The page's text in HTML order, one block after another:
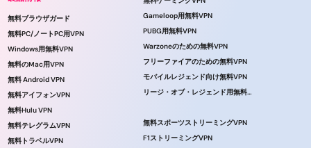
無料ブラウザガード
無料PC/ノートPC用VPN
Windows用無料VPN
無料のMac用VPN
無料 Android VPN
無料アイフォンVPN
無料Hulu VPN
無料テレグラムVPN
無料トラベルVPN
Gameloop用無料VPN
PUBG用無料VPN
Warzoneのための無料VPN
フリーファイアのための無料VPN
モバイルレジェンド向け無料VPN
リージ・オブ・レジェンド用無料VPN
無料スポーツストリーミングVPN
F1ストリーミングVPN